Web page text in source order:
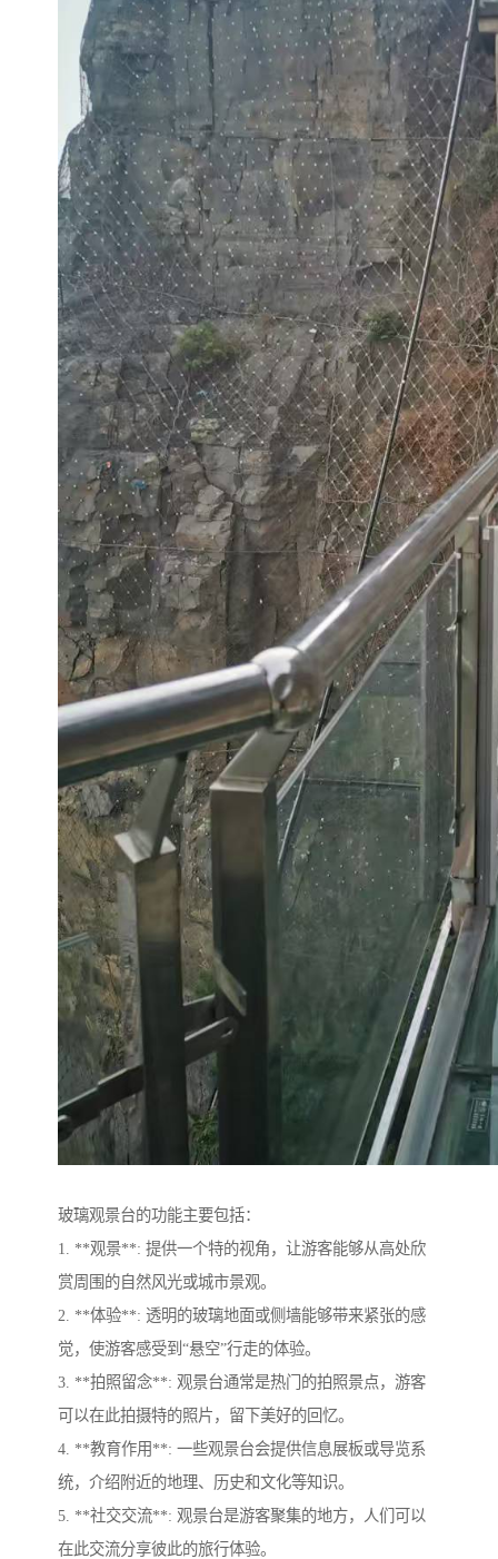
玻璃观景台的功能主要包括：
1. **观景**: 提供一个特的视角，让游客能够从高处欣
赏周围的自然风光或城市景观。
2. **体验**: 透明的玻璃地面或侧墙能够带来紧张的感
觉，使游客感受到“悬空”行走的体验。
3. **拍照留念**: 观景台通常是热门的拍照景点，游客
可以在此拍摄特的照片，留下美好的回忆。
4. **教育作用**: 一些观景台会提供信息展板或导览系
统，介绍附近的地理、历史和文化等知识。
5. **社交交流**: 观景台是游客聚集的地方，人们可以
在此交流分享彼此的旅行体验。